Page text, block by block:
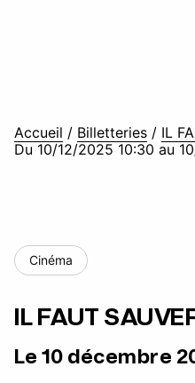
Accueil / Billetteries / IL
Du 10/12/2025 10:30 au
Cinéma
IL FAUT
Le 10 décembre